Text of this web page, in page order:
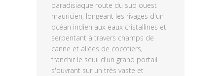
paradisiaque route du sud ouest
mauricien, longeant les rivages d'un
océan indien aux eaux cristallines et
serpentant à travers champs de
canne et allées de cocotiers,
franchir le seuil d'un grand portail
s'ouvrant sur un très vaste et